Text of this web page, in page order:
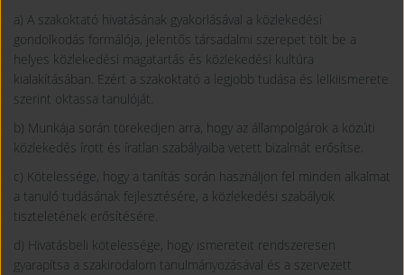
a) A szakoktató hivatásának gyakorlásával a közlekedési
gondolkodás formálója, jelentős társadalmi szerepet tölt be a
helyes közlekedési magatartás és közlekedési kultúra
kialakításában. Ezért a szakoktató a legjobb tudása és lelkiismerete
szerint oktassa tanulóját.
b) Munkája során törekedjen arra, hogy az állampolgárok a közúti
közlekedés írott és íratlan szabályaiba vetett bizalmát erősítse.
c) Kötelessége, hogy a tanítás során használjon fel minden alkalmat
a tanuló tudásának fejlesztésére, a közlekedési szabályok
tiszteletének erősítésére.
d) Hivatásbeli kötelessége, hogy ismereteit rendszeresen
gyarapítsa a szakirodalom tanulmányozásával és a szervezett